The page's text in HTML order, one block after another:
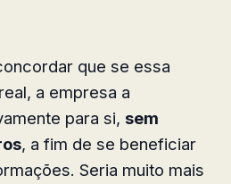
que se essa
a empresa a
para si, sem
, a fim de se beneficiar
Seria muito mais